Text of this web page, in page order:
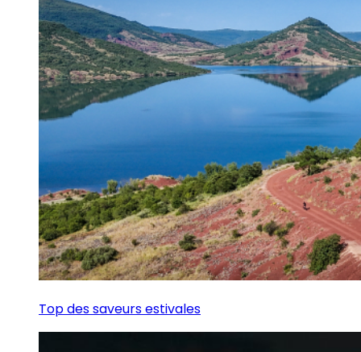
Top des saveurs estivales